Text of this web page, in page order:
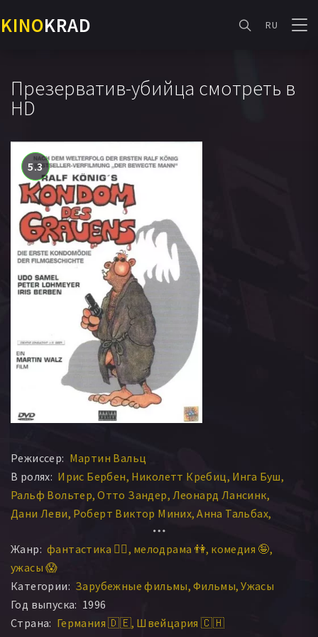
KINOKRAD RU
Презерватив-убийца смотреть в
HD
5.3
Режиссер: Мартин Вальц
В ролях: Ирис Бербен Николетт Кребиц Инга Буш
Ральф Вольтер Отто Зандер Леонард Лансинк
Дани Леви Роберт Виктор Миних Анна Тальбах
Барбара Филипп
Моника Хансен Петер Ломайер София Ройз
Мерет Беккер
Эвелин Кюннеке Хелла фон Зиннен Хериберт Зассе
Герд Вамелинг Айрис Бербен
Боб Рутман Рон Уильямс Вэйдзян Лью Питер Крюгер
Жанр: фантастика 🧙‍♀️ мелодрама 👫 комедия 🤪
ужасы 😱
Категории: Зарубежные фильмы Фильмы Ужасы
Год выпуска: 1996
Страна: Германия 🇩🇪 Швейцария 🇨🇭